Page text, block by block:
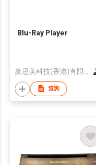
Blu-Ray Player
查詢